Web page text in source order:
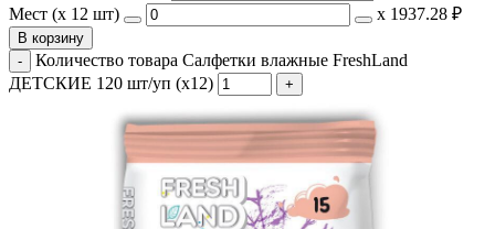
Мест (x 12 шт)
х 1937.28 ₽
В корзину
Количество товара Салфетки влажные FreshLand
ДЕТСКИЕ 120 шт/уп (х12)